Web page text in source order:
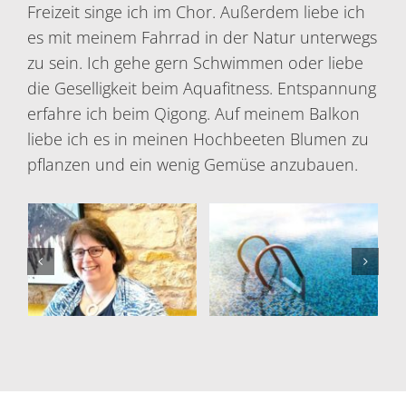
Freizeit singe ich im Chor. Außerdem liebe ich
es mit meinem Fahrrad in der Natur unterwegs
zu sein. Ich gehe gern Schwimmen oder liebe
die Geselligkeit beim Aquafitness. Entspannung
erfahre ich beim Qigong. Auf meinem Balkon
liebe ich es in meinen Hochbeeten Blumen zu
pflanzen und ein wenig Gemüse anzubauen.